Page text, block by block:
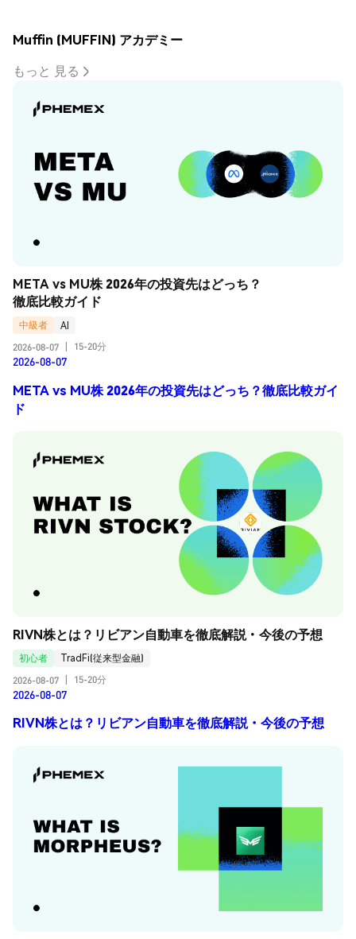
Muffin (MUFFIN) アカデミー
もっと 見る
META vs MU株 2026年の投資先はどっち？
徹底比較ガイド
中級者
AI
2026-08-07
15-20分
2026-08-07
META vs MU株 2026年の投資先はどっち？徹底比較ガイ
ド
RIVN株とは？リビアン自動車を徹底解説・今後の予想
初心者
TradFi(従来型金融)
2026-08-07
15-20分
2026-08-07
RIVN株とは？リビアン自動車を徹底解説・今後の予想